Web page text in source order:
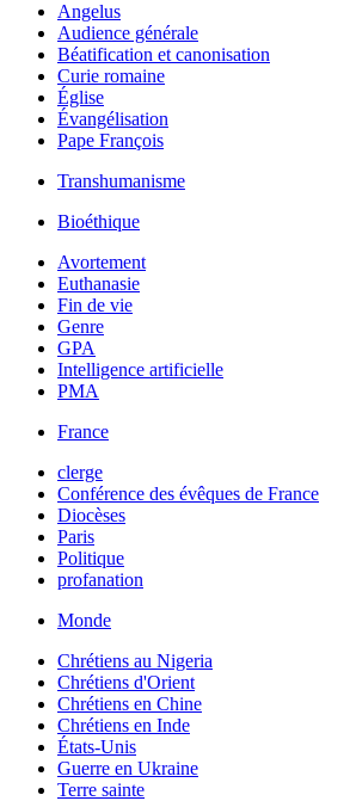
Angelus
Audience générale
Béatification et canonisation
Curie romaine
Église
Évangélisation
Pape François
Transhumanisme
Bioéthique
Avortement
Euthanasie
Fin de vie
Genre
GPA
Intelligence artificielle
PMA
France
clerge
Conférence des évêques de France
Diocèses
Paris
Politique
profanation
Monde
Chrétiens au Nigeria
Chrétiens d'Orient
Chrétiens en Chine
Chrétiens en Inde
États-Unis
Guerre en Ukraine
Terre sainte